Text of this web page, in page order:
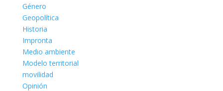
Género
Geopolítica
Historia
Impronta
Medio ambiente
Modelo territorial
movilidad
Opinión